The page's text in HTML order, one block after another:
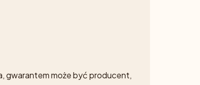
gwarantem może być producent,